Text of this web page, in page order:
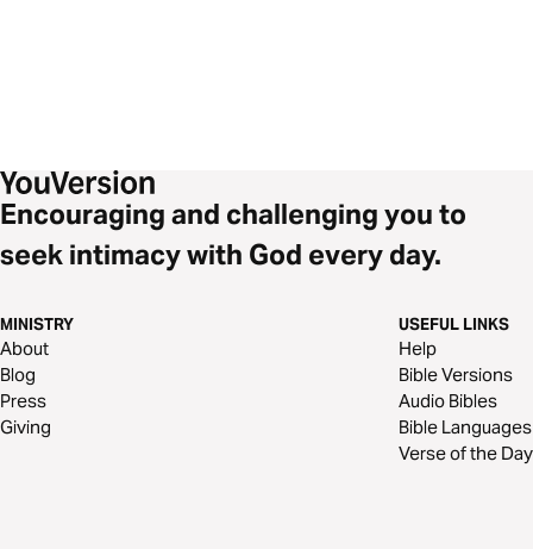
Encouraging and challenging you to
seek intimacy with God every day.
MINISTRY
About
Blog
Press
Giving
USEFUL LINKS
Help
Bible Versions
Audio Bibles
Bible Languages
Verse of the Day